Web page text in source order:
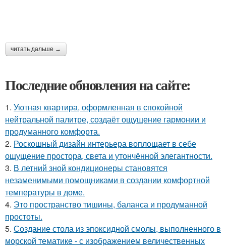
читать дальше →
Последние обновления на сайте:
1. Уютная квартира, оформленная в спокойной
нейтральной палитре, создаёт ощущение гармонии и
продуманного комфорта.
2. Роскошный дизайн интерьера воплощает в себе
ощущение простора, света и утончённой элегантности.
3. В летний зной кондиционеры становятся
незаменимыми помощниками в создании комфортной
температуры в доме.
4. Это пространство тишины, баланса и продуманной
простоты.
5. Создание стола из эпоксидной смолы, выполненного в
морской тематике - с изображением величественных